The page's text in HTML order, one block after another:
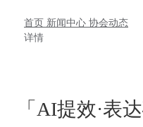
首页 新闻中心 协会动态
详情
「AI提效·